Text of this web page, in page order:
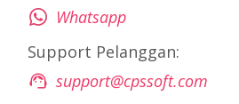
Whatsapp
Support Pelanggan:
support@cpssoft.com